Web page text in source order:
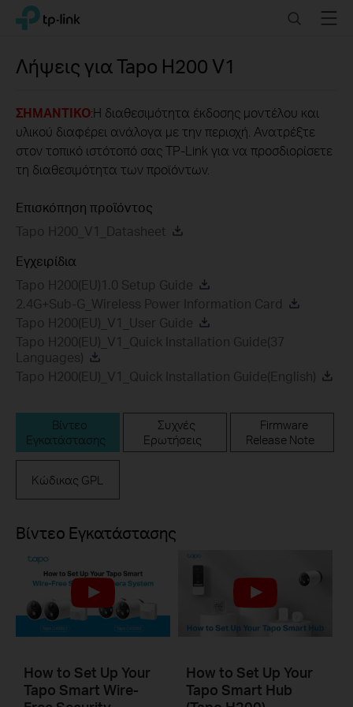
Click
navigation
TP-Link, Reliably Smart SearchMenu
Λήψεις γιαTapo H200 V1
ΣΗΜΑΝΤΙΚΟ:Η διαθεσιμότητα έκδοσης μοντέλου και
υλικού διαφέρει ανάλογα με την περιοχή. Ανατρέξτε
στον τοπικό ιστότοπό σας TP-Link για να προσδιορίσετε
τη διαθεσιμότητα των προϊόντων.
Επισκόπηση προϊόντος
Tapo H200_V1_Datasheet
Εγχειρίδια
Tapo H200(EU)1.0 Setup Guide
2.4G+Sub-G_Wireless Power Information Card
Tapo H200(EU)_V1_User Guide
Tapo H200(EU)_V1_Quick Installation Guide(37
Languages)
Tapo H200(EU)_V1_Quick Installation Guide(English)
Βίντεο
Εγκατάστασης
Συχνές
Ερωτήσεις
Firmware
Release Note
Κώδικας GPL
Βίντεο Εγκατάστασης
How to Set Up Your
Tapo Smart Wire-
How to Set Up Your
Tapo Smart Hub